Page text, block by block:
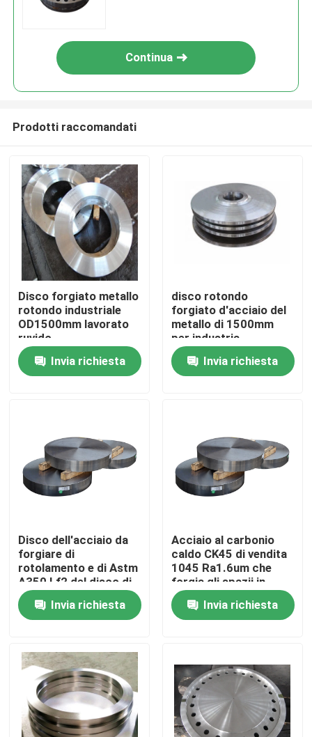
Casa
Prodotti
Giro della fabbrica
Contattici
Notizie
Prodotti in acciaio forgiato
Assi d'acciaio forgiate
Continua
Prodotti raccomandati
Disco forgiato metallo
rotondo industriale
OD1500mm lavorato
ruvido
Invia richiesta
disco rotondo
forgiato d'acciaio del
metallo di 1500mm
per industria
Invia richiesta
Disco dell'acciaio da
forgiare di
rotolamento e di Astm
A350 Lf2 del disco di
pezzo fucinato
S32750Invia richiesta
Acciaio al carbonio
caldo CK45 di vendita
1045 Ra1.6um che
forgia gli spazii in
bianco d'acciaio
rotondi inossidabili del
disco
Invia richiesta